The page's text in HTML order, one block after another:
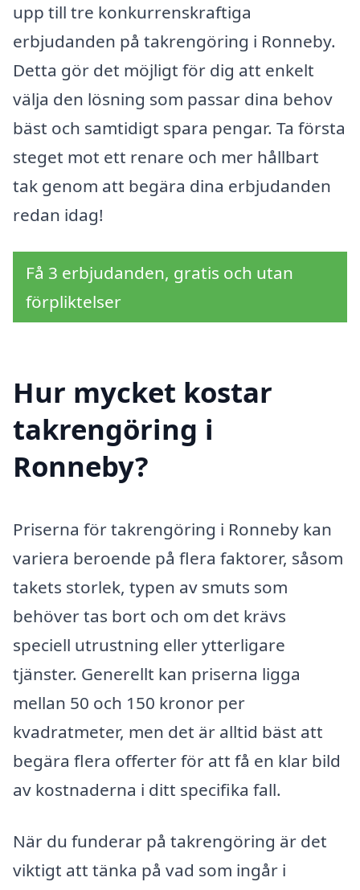
upp till tre konkurrenskraftiga
erbjudanden på takrengöring i Ronneby.
Detta gör det möjligt för dig att enkelt
välja den lösning som passar dina behov
bäst och samtidigt spara pengar. Ta första
steget mot ett renare och mer hållbart
tak genom att begära dina erbjudanden
redan idag!
Få 3 erbjudanden, gratis och utan
förpliktelser
Hur mycket kostar
takrengöring i
Ronneby?
Priserna för takrengöring i Ronneby kan
variera beroende på flera faktorer, såsom
takets storlek, typen av smuts som
behöver tas bort och om det krävs
speciell utrustning eller ytterligare
tjänster. Generellt kan priserna ligga
mellan 50 och 150 kronor per
kvadratmeter, men det är alltid bäst att
begära flera offerter för att få en klar bild
av kostnaderna i ditt specifika fall.
När du funderar på takrengöring är det
viktigt att tänka på vad som ingår i